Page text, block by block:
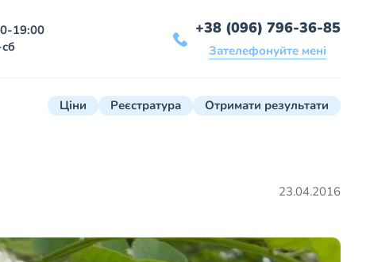
19:00
+38 (096) 796-36-85
Зателефонуйте мені
Ціни Реєстратура Отримати результати
23.04.2016